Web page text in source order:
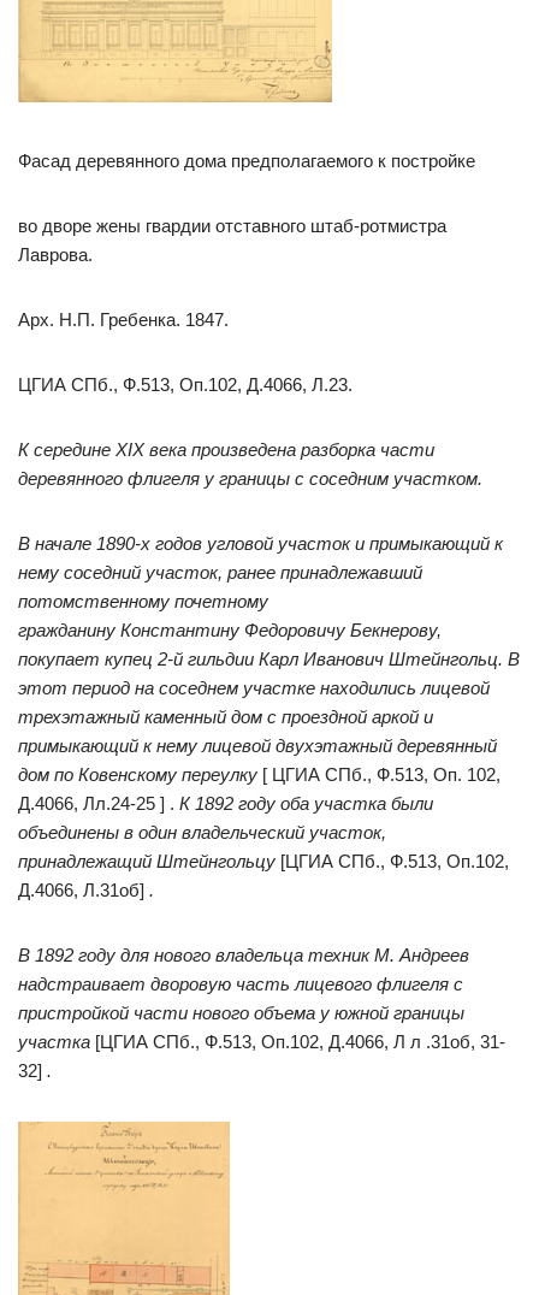
Фасад деревянного дома предполагаемого к постройке
во дворе жены гвардии отставного штаб-ротмистра
Лаврова.
Арх. Н.П. Гребенка. 1847.
ЦГИА СПб., Ф.513, Оп.102, Д.4066, Л.23.
К середине XIX века произведена разборка части
деревянного флигеля у границы с соседним участком.
В начале 1890-х годов угловой участок и примыкающий к
нему соседний участок, ранее принадлежавший
потомственному почетному
гражданину Константину Федоровичу Бекнерову,
покупает купец 2-й гильдии Карл Иванович Штейнгольц. В
этот период на соседнем участке находились лицевой
трехэтажный каменный дом с проездной аркой и
примыкающий к нему лицевой двухэтажный деревянный
дом по Ковенскому переулку [ ЦГИА СПб., Ф.513, Оп. 102,
Д.4066, Лл.24-25 ] . К 1892 году оба участка были
объединены в один владельческий участок,
принадлежащий Штейнгольцу [ЦГИА СПб., Ф.513, Оп.102,
Д.4066, Л.31об] .
В 1892 году для нового владельца техник М. Андреев
надстраивает дворовую часть лицевого флигеля с
пристройкой части нового объема у южной границы
участка [ЦГИА СПб., Ф.513, Оп.102, Д.4066, Л л .31об, 31-
32] .